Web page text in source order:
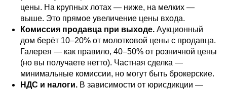
цены. На крупных лотах — ниже, на мелких —
выше. Это прямое увеличение цены входа.
Комиссия продавца при выходе. Аукционный
дом берёт 10–20% от молотковой цены с продавца.
Галерея — как правило, 40–50% от розничной цены
(но вы получаете нетто). Частная сделка —
минимальные комиссии, но могут быть брокерские.
НДС и налоги. В зависимости от юрисдикции —